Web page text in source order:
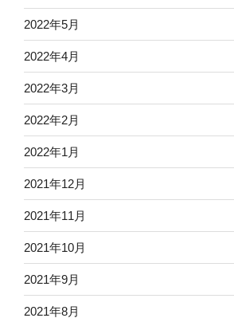
2022年5月
2022年4月
2022年3月
2022年2月
2022年1月
2021年12月
2021年11月
2021年10月
2021年9月
2021年8月